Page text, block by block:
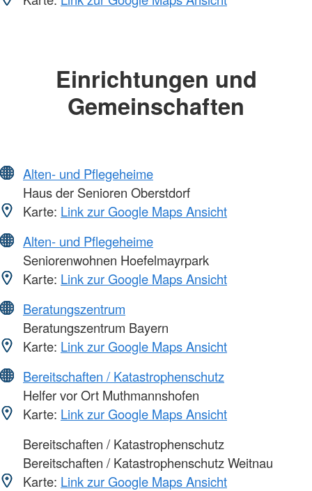
Einrichtungen und
Gemeinschaften
Alten- und Pflegeheime
Haus der Senioren Oberstdorf
Karte: Link zur Google Maps Ansicht
Alten- und Pflegeheime
Seniorenwohnen Hoefelmayrpark
Karte: Link zur Google Maps Ansicht
Beratungszentrum
Beratungszentrum Bayern
Karte: Link zur Google Maps Ansicht
Bereitschaften / Katastrophenschutz
Helfer vor Ort Muthmannshofen
Karte: Link zur Google Maps Ansicht
Bereitschaften / Katastrophenschutz
Bereitschaften / Katastrophenschutz Weitnau
Karte: Link zur Google Maps Ansicht